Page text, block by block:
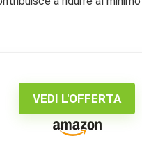
VEDI L'OFFERTA